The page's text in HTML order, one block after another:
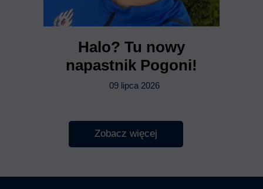
Halo? Tu nowy
napastnik Pogoni!
09 lipca 2026
Zobacz więcej